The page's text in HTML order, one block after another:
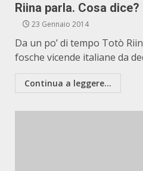
Riina parla. Cosa dice?
23 Gennaio 2014
Da un po’ di tempo Totò
fosche vicende italiane da
Continua a leggere...